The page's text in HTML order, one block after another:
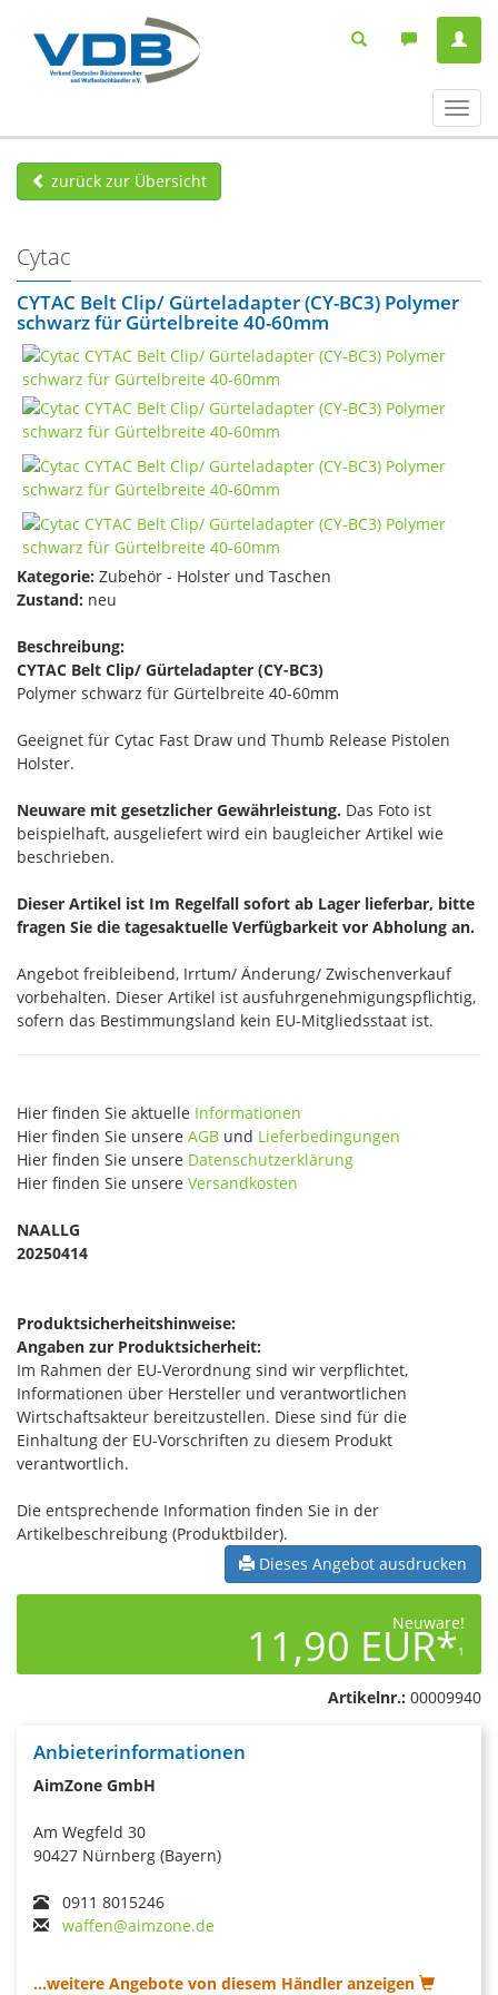
ein-/
zurück zur Übersicht
Cytac
CYTAC Belt Clip/ Gürteladapter (CY-BC3) Polymer
schwarz für Gürtelbreite 40-60mm
Kategorie: Zubehör - Holster und Taschen
Zustand: neu
Beschreibung:
CYTAC Belt Clip/ Gürteladapter (CY-BC3)
Polymer schwarz für Gürtelbreite 40-60mm
Geeignet für Cytac Fast Draw und Thumb Release Pistolen
Holster.
Neuware mit gesetzlicher Gewährleistung. Das Foto ist
beispielhaft, ausgeliefert wird ein baugleicher Artikel wie
beschrieben.
Dieser Artikel ist Im Regelfall sofort ab Lager lieferbar, bitte
fragen Sie die tagesaktuelle Verfügbarkeit vor Abholung an.
Angebot freibleibend, Irrtum/ Änderung/ Zwischenverkauf
vorbehalten. Dieser Artikel ist ausfuhrgenehmigungspflichtig,
sofern das Bestimmungsland kein EU-Mitgliedsstaat ist.
Hier finden Sie aktuelle Informationen
Hier finden Sie unsere AGB und Lieferbedingungen
Hier finden Sie unsere Datenschutzerklärung
Hier finden Sie unsere Versandkosten
NAALLG
20250414
Produktsicherheitshinweise:
Angaben zur Produktsicherheit:
Im Rahmen der EU-Verordnung sind wir verpflichtet,
Informationen über Hersteller und verantwortlichen
Wirtschaftsakteur bereitzustellen. Diese sind für die
Einhaltung der EU-Vorschriften zu diesem Produkt
verantwortlich.
Die entsprechende Information finden Sie in der
Artikelbeschreibung (Produktbilder).
Dieses Angebot ausdrucken
Neuware!
11,90 EUR*1
Artikelnr.: 00009940
Anbieterinformationen
AimZone GmbH
Am Wegfeld 30
90427 Nürnberg (Bayern)
0911 8015246
waffen@aimzone.de
...weitere Angebote von diesem Händler anzeigen